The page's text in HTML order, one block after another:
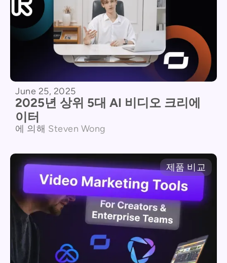
June 25, 2025
2025년 상위 5대 AI 비디오 크리에
이터
에 의해 Steven Wong
제품 비교